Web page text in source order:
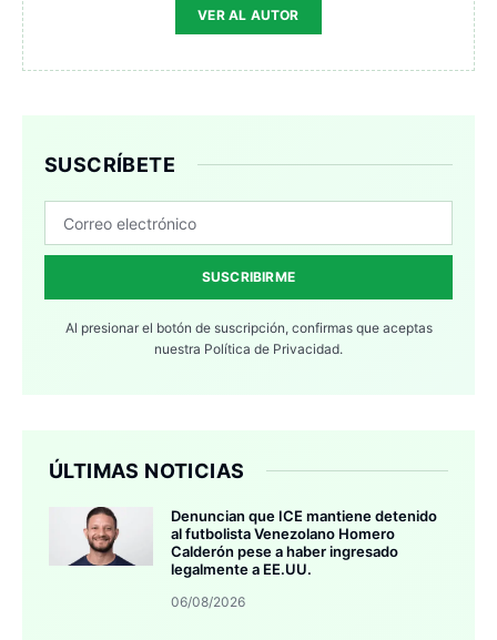
VER AL AUTOR
SUSCRÍBETE
SUSCRIBIRME
Al presionar el botón de suscripción, confirmas que aceptas
nuestra Política de Privacidad.
ÚLTIMAS NOTICIAS
Denuncian que ICE mantiene detenido
al futbolista Venezolano Homero
Calderón pese a haber ingresado
legalmente a EE.UU.
06/08/2026